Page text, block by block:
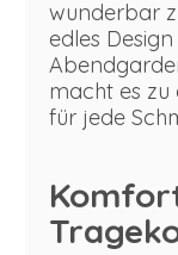
wunderbar
edles
macht es
für jede